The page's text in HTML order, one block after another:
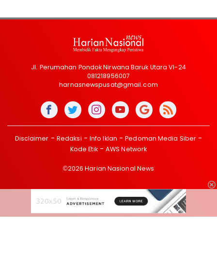
Jl. Perumahan Pondok Nirwana Baruk Utara VI-24
081218956007
harnasnewspusat@gmail.com
Disclaimer Redaksi Info Iklan
Pedoman Media Siber
Kode Etik
AWS Network
©2026 Harian Nasional News